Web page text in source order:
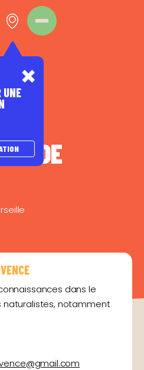
DE
dans le
naturalistes, notamment
UNE